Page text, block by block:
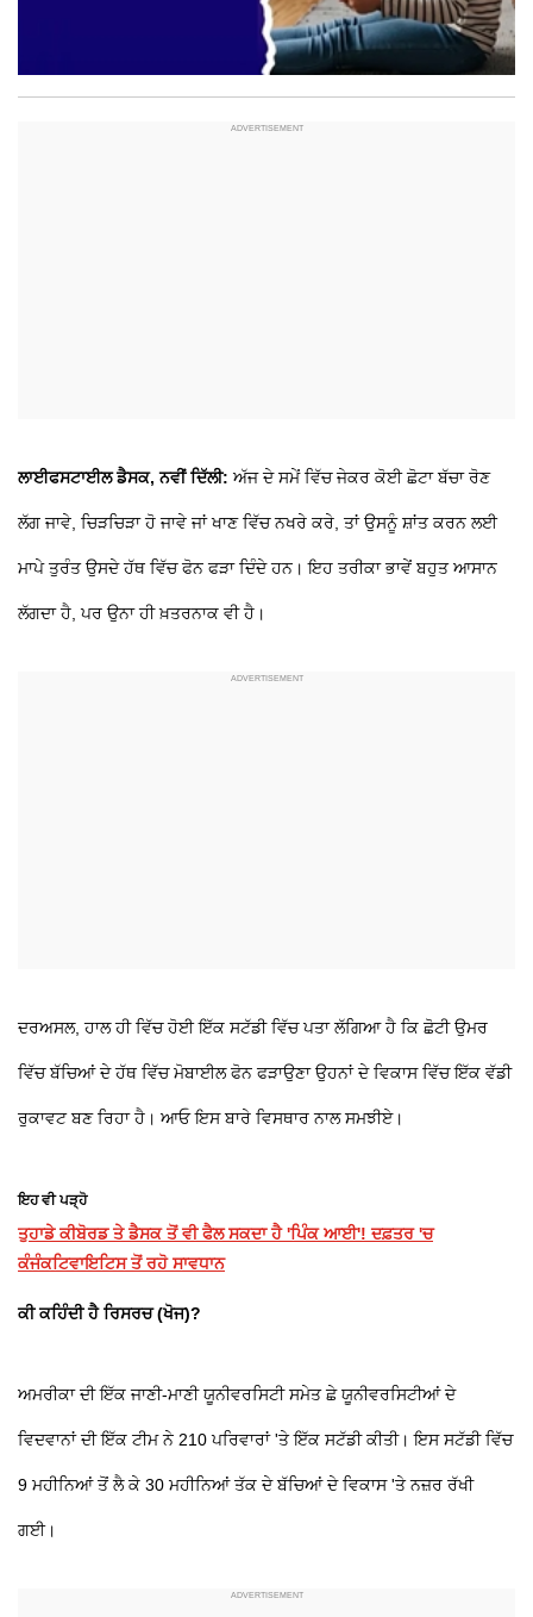
ਲਾਈਫਸਟਾਈਲ ਡੈਸਕ, ਨਵੀਂ ਦਿੱਲੀ: ਅੱਜ ਦੇ ਸਮੇਂ ਵਿੱਚ ਜੇਕਰ ਕੋਈ ਛੋਟਾ ਬੱਚਾ ਰੋਣ
ਲੱਗ ਜਾਵੇ, ਚਿੜਚਿੜਾ ਹੋ ਜਾਵੇ ਜਾਂ ਖਾਣ ਵਿੱਚ ਨਖਰੇ ਕਰੇ, ਤਾਂ ਉਸਨੂੰ ਸ਼ਾਂਤ ਕਰਨ ਲਈ
ਮਾਪੇ ਤੁਰੰਤ ਉਸਦੇ ਹੱਥ ਵਿੱਚ ਫੋਨ ਫੜਾ ਦਿੰਦੇ ਹਨ। ਇਹ ਤਰੀਕਾ ਭਾਵੇਂ ਬਹੁਤ ਆਸਾਨ
ਲੱਗਦਾ ਹੈ, ਪਰ ਉਨਾ ਹੀ ਖ਼ਤਰਨਾਕ ਵੀ ਹੈ।
ਦਰਅਸਲ, ਹਾਲ ਹੀ ਵਿੱਚ ਹੋਈ ਇੱਕ ਸਟੱਡੀ ਵਿੱਚ ਪਤਾ ਲੱਗਿਆ ਹੈ ਕਿ ਛੋਟੀ ਉਮਰ
ਵਿੱਚ ਬੱਚਿਆਂ ਦੇ ਹੱਥ ਵਿੱਚ ਮੋਬਾਈਲ ਫੋਨ ਫੜਾਉਣਾ ਉਹਨਾਂ ਦੇ ਵਿਕਾਸ ਵਿੱਚ ਇੱਕ ਵੱਡੀ
ਰੁਕਾਵਟ ਬਣ ਰਿਹਾ ਹੈ। ਆਓ ਇਸ ਬਾਰੇ ਵਿਸਥਾਰ ਨਾਲ ਸਮਝੀਏ।
ਇਹ ਵੀ ਪੜ੍ਹੋ
ਤੁਹਾਡੇ ਕੀਬੋਰਡ ਤੇ ਡੈਸਕ ਤੋਂ ਵੀ ਫੈਲ ਸਕਦਾ ਹੈ 'ਪਿੰਕ ਆਈ'! ਦਫ਼ਤਰ 'ਚ
ਕੰਜੰਕਟਿਵਾਇਟਿਸ ਤੋਂ ਰਹੋ ਸਾਵਧਾਨ
ਕੀ ਕਹਿੰਦੀ ਹੈ ਰਿਸਰਚ (ਖੋਜ)?
ਅਮਰੀਕਾ ਦੀ ਇੱਕ ਜਾਣੀ-ਮਾਣੀ ਯੂਨੀਵਰਸਿਟੀ ਸਮੇਤ ਛੇ ਯੂਨੀਵਰਸਿਟੀਆਂ ਦੇ
ਵਿਦਵਾਨਾਂ ਦੀ ਇੱਕ ਟੀਮ ਨੇ 210 ਪਰਿਵਾਰਾਂ 'ਤੇ ਇੱਕ ਸਟੱਡੀ ਕੀਤੀ। ਇਸ ਸਟੱਡੀ ਵਿੱਚ
9 ਮਹੀਨਿਆਂ ਤੋਂ ਲੈ ਕੇ 30 ਮਹੀਨਿਆਂ ਤੱਕ ਦੇ ਬੱਚਿਆਂ ਦੇ ਵਿਕਾਸ 'ਤੇ ਨਜ਼ਰ ਰੱਖੀ
ਗਈ।